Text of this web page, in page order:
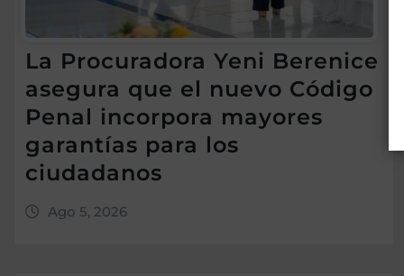
La Procuradora Yeni Berenice
asegura que el nuevo Código
Penal incorpora mayores
garantías para los
ciudadanos
Ago 5, 2026